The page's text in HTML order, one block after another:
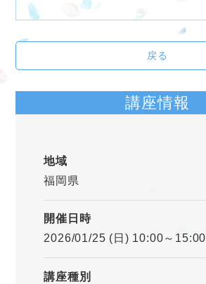
戻る
講座情報
地域
福岡県
開催日時
2026/01/25 (日) 10:00～15:00
講座種別